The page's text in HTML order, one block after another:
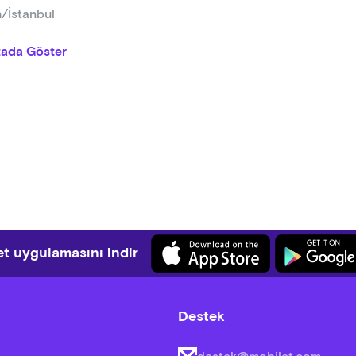
performanslar ve etkinlikler sırasında oturma düzeni
dolaşabilir, diledikleri alanlarda vakit geçirebilirler.
vapur hareket halinde olacak ve 2 saate yakın bir sefer
süresince organizasyon tarafından görüntü ve video çekimi
İstanbul
Göster
uygulamasını indir
Destek